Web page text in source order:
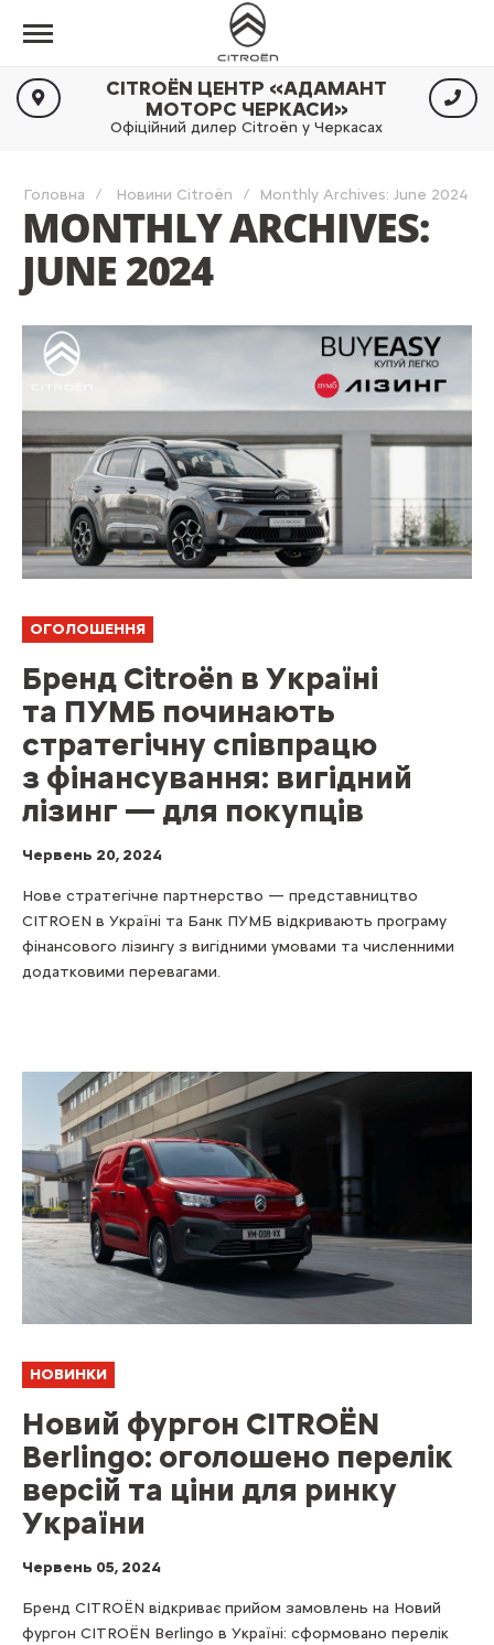
CITROËN ЦЕНТР «АДАМАНТ
МОТОРС ЧЕРКАСИ»
Офіційний дилер Citroën у Черкасах
Головна Новини Citroën Monthly Archives: June 2024
MONTHLY ARCHIVES:
JUNE 2024
ОГОЛОШЕННЯ
Бренд Citroën в Україні
та ПУМБ починають
стратегічну співпрацю
з фінансування: вигідний
лізинг — для покупців
Червень 20, 2024
Нове стратегічне партнерство — представництво
CITROEN в Україні та Банк ПУМБ відкривають програму
фінансового лізингу з вигідними умовами та численними
додатковими перевагами.
НОВИНКИ
Новий фургон CITROЁN
Berlingo: оголошено перелік
версій та ціни для ринку
України
Червень 05, 2024
Бренд CITROЁN відкриває прийом замовлень на Новий
фургон CITROЁN Berlingo в Україні: сформовано перелік